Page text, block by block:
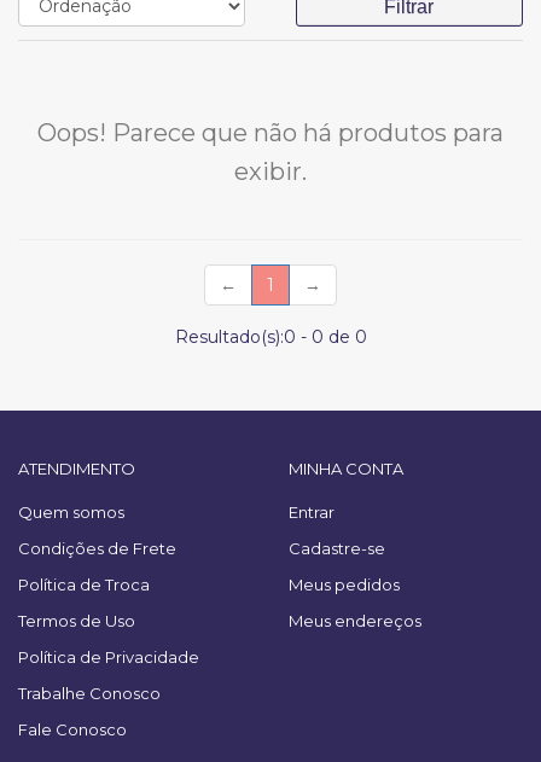
Filtrar
Oops! Parece que não há produtos para
exibir.
← 1 (current)
→
Resultado(s):0 - 0 de 0
ATENDIMENTO
Quem somos
Condições de Frete
Política de Troca
Termos de Uso
Política de Privacidade
Trabalhe Conosco
Fale Conosco
MINHA CONTA
Entrar
Cadastre-se
Meus pedidos
Meus endereços